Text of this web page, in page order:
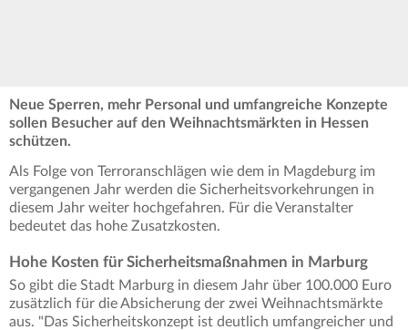
Neue Sperren, mehr Personal und umfangreiche Konzepte
sollen Besucher auf den Weihnachtsmärkten in Hessen
schützen.
Als Folge von Terroranschlägen wie dem in Magdeburg im
vergangenen Jahr werden die Sicherheitsvorkehrungen in
diesem Jahr weiter hochgefahren. Für die Veranstalter
bedeutet das hohe Zusatzkosten.
Hohe Kosten für Sicherheitsmaßnahmen in Marburg
So gibt die Stadt Marburg in diesem Jahr über 100.000 Euro
zusätzlich für die Absicherung der zwei Weihnachtsmärkte
aus. "Das Sicherheitskonzept ist deutlich umfangreicher und